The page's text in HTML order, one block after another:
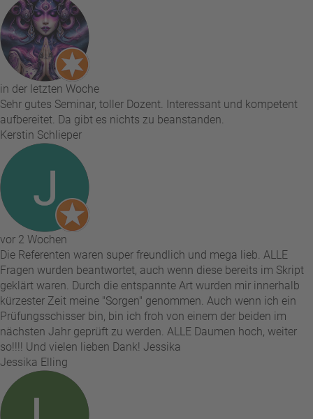
in der letzten Woche
Sehr gutes Seminar, toller Dozent. Interessant und kompetent
aufbereitet. Da gibt es nichts zu beanstanden.
Kerstin Schlieper
vor 2 Wochen
Die Referenten waren super freundlich und mega lieb. ALLE
Fragen wurden beantwortet, auch wenn diese bereits im Skript
geklärt waren. Durch die entspannte Art wurden mir innerhalb
kürzester Zeit meine "Sorgen" genommen. Auch wenn ich ein
Prüfungsschisser bin, bin ich froh von einem der beiden im
nächsten Jahr geprüft zu werden. ALLE Daumen hoch, weiter
so!!!! Und vielen lieben Dank! Jessika
Jessika Elling